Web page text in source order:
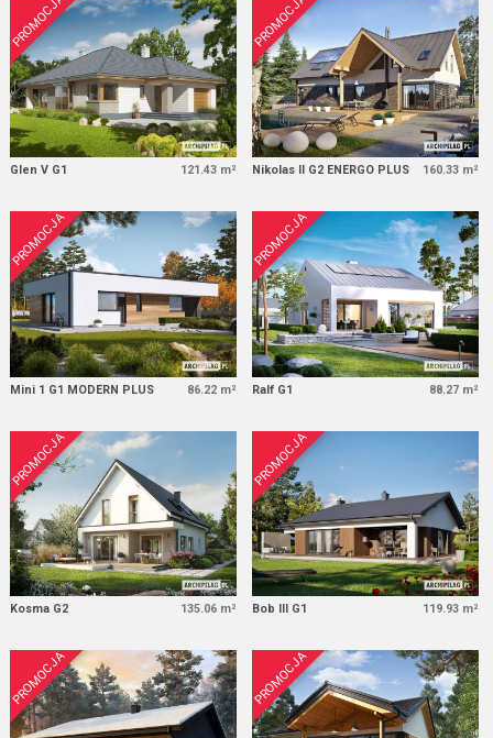
PROMOCJA
Glen V G1 121.43 m²
PROMOCJA
Nikolas II G2 ENERGO PLUS 160.33 m²
PROMOCJA
Mini 1 G1 MODERN PLUS 86.22 m²
PROMOCJA
Ralf G1 88.27 m²
PROMOCJA
Kosma G2 135.06 m²
PROMOCJA
Bob III G1 119.93 m²
PROMOCJA PROMOCJA